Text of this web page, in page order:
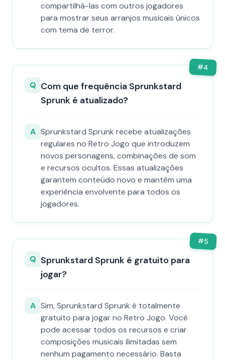
compartilhá-las com outros jogadores
para mostrar seus arranjos musicais únicos
com tema de terror.
#4
Q Com que frequência Sprunkstard
Sprunk é atualizado?
A Sprunkstard Sprunk recebe atualizações
regulares no Retro Jogo que introduzem
novos personagens, combinações de som
e recursos ocultos. Essas atualizações
garantem conteúdo novo e mantêm uma
experiência envolvente para todos os
jogadores.
#5
Q Sprunkstard Sprunk é gratuito para
jogar?
A Sim, Sprunkstard Sprunk é totalmente
gratuito para jogar no Retro Jogo. Você
pode acessar todos os recursos e criar
composições musicais ilimitadas sem
nenhum pagamento necessário. Basta